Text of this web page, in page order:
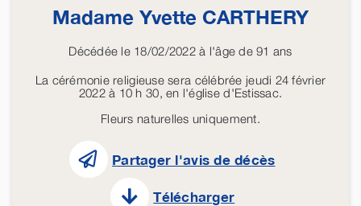
Madame Yvette CARTHERY
Décédée le 18/02/2022 à l'âge de 91 ans
La cérémonie religieuse sera célébrée jeudi 24 février
2022 à 10 h 30, en l'église d'Estissac.
Fleurs naturelles uniquement.
Partager l'avis de décès
Télécharger